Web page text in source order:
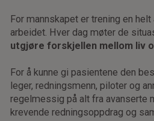
For mannskapet er trening en
arbeidet. Hver dag møter de
utgjøre forskjellen mellom liv
For å kunne gi pasientene den
leger, redningsmenn, piloter og
regelmessig på alt fra avanserte
krevende redningsoppdrag og